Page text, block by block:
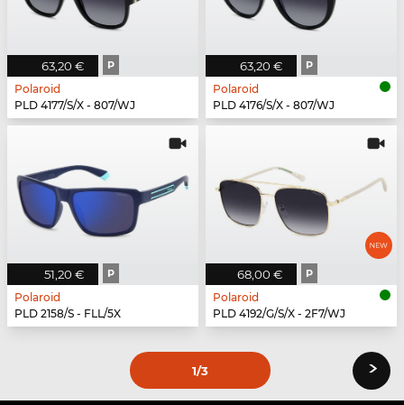
63,20 € P
Polaroid
PLD 4177/S/X - 807/WJ
63,20 € P
Polaroid
PLD 4176/S/X - 807/WJ
51,20 € P
Polaroid
PLD 2158/S - FLL/5X
68,00 € P
Polaroid
PLD 4192/G/S/X - 2F7/WJ
1/3 ›